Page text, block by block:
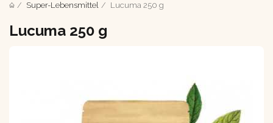
Super-Lebensmittel Lucuma 250 g
Lucuma 250 g